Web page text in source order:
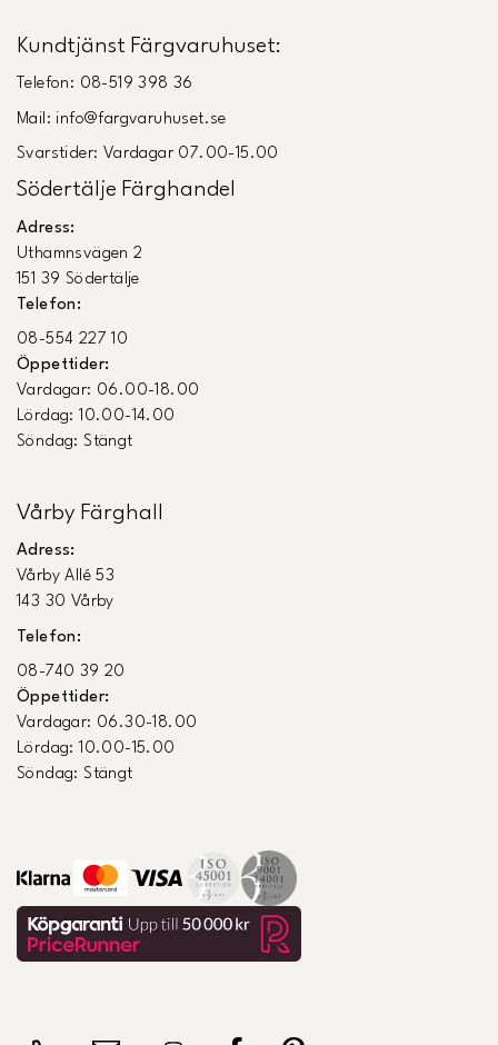
Kundtjänst Färgvaruhuset:
Telefon: 08-519 398 36
Mail: info@fargvaruhuset.se
Svarstider: Vardagar 07.00-15.00
Södertälje Färghandel
Adress:
Uthamnsvägen 2
151 39 Södertälje
Telefon:
08-554 227 10
Öppettider:
Vardagar: 06.00-18.00
Lördag: 10.00-14.00
Söndag: Stängt
Vårby Färghall
Adress:
Vårby Allé 53
143 30 Vårby
Telefon:
08-740 39 20
Öppettider:
Vardagar: 06.30-18.00
Lördag: 10.00-15.00
Söndag: Stängt